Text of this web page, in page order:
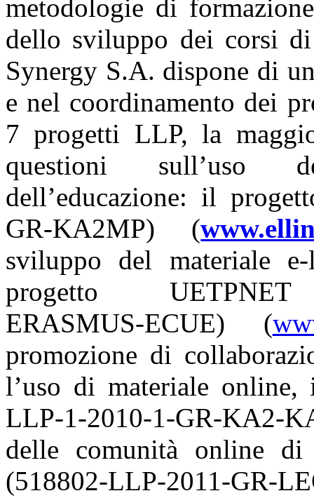
metodologie di
dello sviluppo dei corsi
Synergy S.A. dispone di
e nel coordinamento dei
7 progetti LLP, la
questioni sull’uso
dell’educazione: il
GR-KA2MP) (
sviluppo del materiale
progetto UETPNET
ERASMUS-ECUE) (
promozione di
l’uso di materiale
LLP-1-2010-1-GR-KA2-
delle comunità online
(518802-LLP-2011-GR-